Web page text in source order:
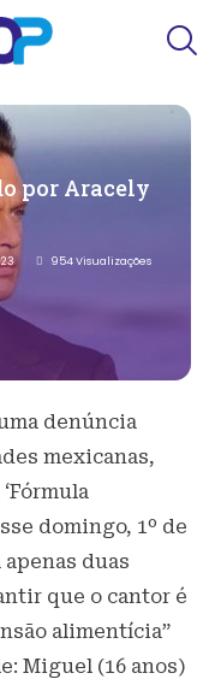
por Aracely
954Visualizações
denúncia
mexicanas,
domingo, 1º de
duas
que o cantor é
alimentícia”
Miguel (16 anos)